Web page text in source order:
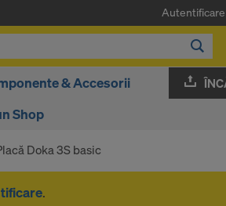
Autentificare
& Accesorii
Shop
Doka 3S basic
.